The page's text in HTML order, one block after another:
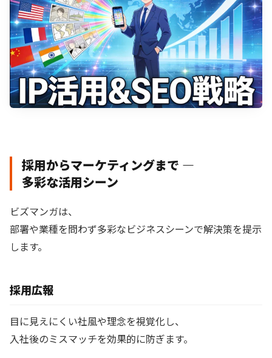
採用からマーケティングまで —
多彩な活用シーン
ビズマンガは、
部署や業種を問わず多彩なビジネスシーンで解決策を提示
します。
採用広報
目に見えにくい社風や理念を視覚化し、
入社後のミスマッチを効果的に防ぎます。